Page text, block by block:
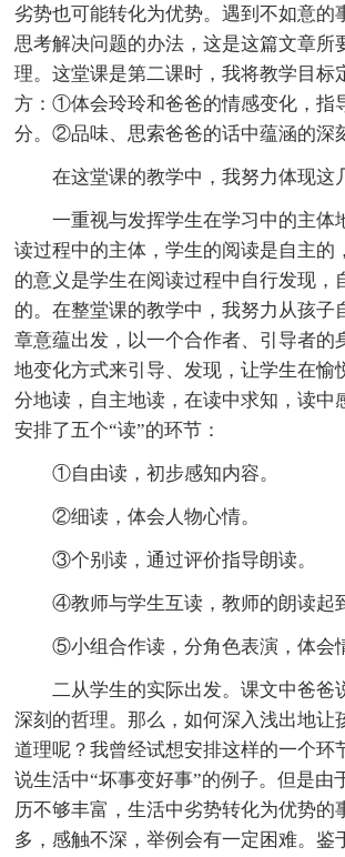
劣势也可能转化为优势。遇到不如意的
思考解决问题的办法，这是这篇文章所
理。这堂课是第二课时，我将教学目标
方：①体会玲玲和爸爸的情感变化，指
分。②品味、思索爸爸的话中蕴涵的深
在这堂课的教学中，我努力体现这
一重视与发挥学生在学习中的主体
读过程中的主体，学生的阅读是自主的
的意义是学生在阅读过程中自行发现，
的。在整堂课的教学中，我努力从孩子
章意蕴出发，以一个合作者、引导者的
地变化方式来引导、发现，让学生在愉
分地读，自主地读，在读中求知，读中
安排了五个“读”的环节：
①自由读，初步感知内容。
②细读，体会人物心情。
③个别读，通过评价指导朗读。
④教师与学生互读，教师的朗读起
⑤小组合作读，分角色表演，体会
二从学生的实际出发。课文中爸爸
深刻的哲理。那么，如何深入浅出地让
道理呢？我曾经试想安排这样的一个环
说生活中“坏事变好事”的例子。但是由
历不够丰富，生活中劣势转化为优势的
多，感触不深，举例会有一定困难。鉴